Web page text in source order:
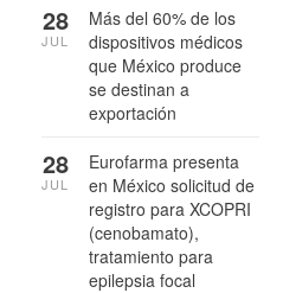
Más del 60% de los
dispositivos médicos
que México produce
se destinan a
exportación
28
JUL
Eurofarma presenta
en México solicitud de
registro para XCOPRI
(cenobamato),
tratamiento para
epilepsia focal
28
JUL